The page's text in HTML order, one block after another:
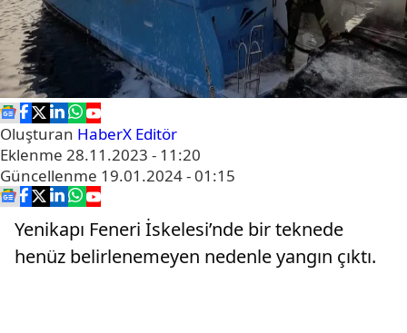
Oluşturan HaberX Editör
Eklenme 28.11.2023 - 11:20
Güncellenme 19.01.2024 - 01:15
Yenikapı Feneri İskelesi’nde bir teknede
henüz belirlenemeyen nedenle yangın çıktı.